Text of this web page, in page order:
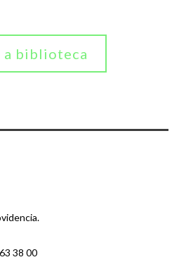
a biblioteca
38 00